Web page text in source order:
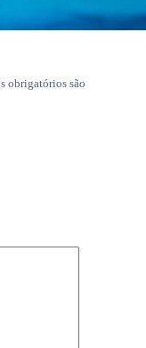
obrigatórios são